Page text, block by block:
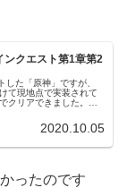
クエスト第1章第2
た「原神」ですが、
て現地点で実装されて
クリアできました。ち
2020.10.05
ったのです